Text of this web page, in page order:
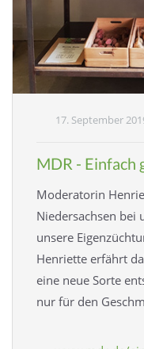
17. September
MDR - Einfach
Moderatorin
Niedersachsen bei
unsere
Henriette erfährt
eine neue Sorte
nur für den